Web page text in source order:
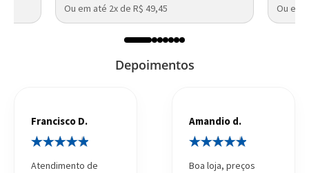
Ou em até 2x de R$ 49,45 Ou em
Depoimentos
Atendimento de
Francisco D.
Boa loja, preços
Amandio d.